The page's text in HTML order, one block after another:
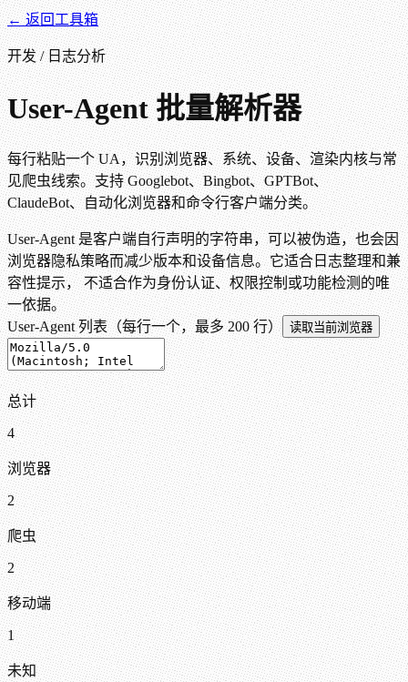
← 返回工具箱
开发 / 日志分析
User-Agent 批量解析器
每行粘贴一个 UA，识别浏览器、系统、设备、渲染内核与常
见爬虫线索。支持 Googlebot、Bingbot、GPTBot、
ClaudeBot、自动化浏览器和命令行客户端分类。
User-Agent 是客户端自行声明的字符串，可以被伪造，也会因
浏览器隐私策略而减少版本和设备信息。它适合日志整理和兼
容性提示， 不适合作为身份认证、权限控制或功能检测的唯
一依据。
User-Agent 列表（每行一个，最多 200 行） 读取当前浏览器
总计
4
浏览器
2
爬虫
2
移动端
1
未知